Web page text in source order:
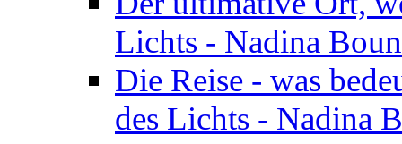
Lichts - Nadina Boun
Die Reise - was
des Lichts - Nadina